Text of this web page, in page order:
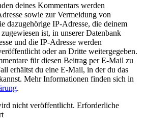
deines Kommentars werden
sowie zur Vermeidung von
dazugehörige IP-Adresse, die deinem
ist, in unserer Datenbank
und die IP-Adresse werden
oder an Dritte weitergegeben.
für diesen Beitrag per E-Mail zu
erhältst du eine E-Mail, in der du das
Mehr Informationen finden sich in
.
nicht veröffentlicht. Erforderliche